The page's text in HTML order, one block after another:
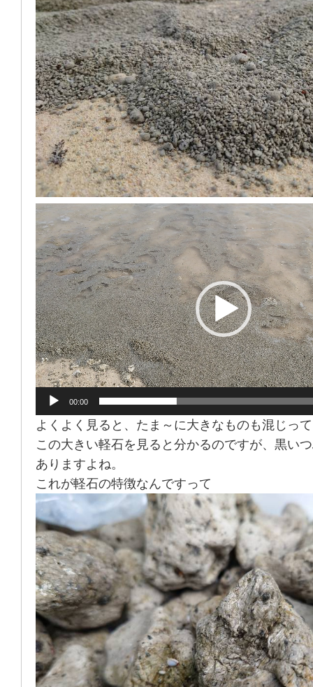
動
画
プ
レ
ー
ヤ
ー
00:00
よくよく見ると、たま～に大きなものも混じっ
この大きい軽石を見ると分かるのですが、黒い
ありますよね。
これが軽石の特徴なんですって